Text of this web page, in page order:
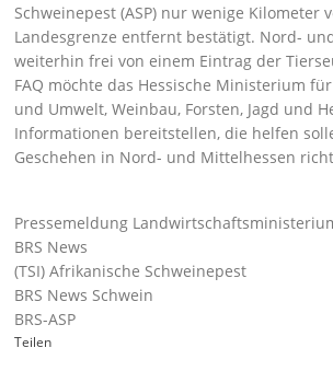
Schweinepest (ASP) nur wenige Kilometer
Landesgrenze entfernt bestätigt. Nord-
weiterhin frei von einem Eintrag der
FAQ möchte das Hessische Ministerium
und Umwelt, Weinbau, Forsten, Jagd und
Informationen bereitstellen, die helfen
Geschehen in Nord- und Mittelhessen
Pressemeldung
BRS News
(TSI) Afrikanische Schweinepest
BRS News Schwein
BRS-ASP
Teilen